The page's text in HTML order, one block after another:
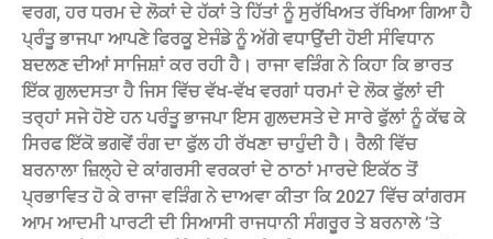
ਵਰਗ, ਹਰ ਧਰਮ ਦੇ ਲੋਕਾਂ ਦੇ ਹੱਕਾਂ ਤੇ ਹਿੱਤਾਂ ਨੂੰ ਸੁਰੱਖਿਅਤ ਰੱਖਿਆ ਗਿਆ ਹੈ
ਪ੍ਰੰਤੂ ਭਾਜਪਾ ਆਪਣੇ ਫਿਰਕੂ ਏਜੰਡੇ ਨੂੰ ਅੱਗੇ ਵਧਾਉਂਦੀ ਹੋਈ ਸੰਵਿਧਾਨ
ਬਦਲਣ ਦੀਆਂ ਸਾਜਿਸ਼ਾਂ ਕਰ ਰਹੀ ਹੈ। ਰਾਜਾ ਵੜਿੰਗ ਨੇ ਕਿਹਾ ਕਿ ਭਾਰਤ
ਇੱਕ ਗੁਲਦਸਤਾ ਹੈ ਜਿਸ ਵਿੱਚ ਵੱਖ-ਵੱਖ ਵਰਗਾਂ ਧਰਮਾਂ ਦੇ ਲੋਕ ਫੁੱਲਾਂ ਦੀ
ਤਰ੍ਹਾਂ ਸਜੇ ਹੋਏ ਹਨ ਪਰੰਤੂ ਭਾਜਪਾ ਇਸ ਗੁਲਦਸਤੇ ਦੇ ਸਾਰੇ ਫੁੱਲਾਂ ਨੂੰ ਕੱਢ ਕੇ
ਸਿਰਫ ਇੱਕੋ ਭਗਵੇਂ ਰੰਗ ਦਾ ਫੁੱਲ ਹੀ ਰੱਖਣਾ ਚਾਹੁੰਦੀ ਹੈ। ਰੈਲੀ ਵਿੱਚ
ਬਰਨਾਲਾ ਜ਼ਿਲ੍ਹੇ ਦੇ ਕਾਂਗਰਸੀ ਵਰਕਰਾਂ ਦੇ ਠਾਠਾਂ ਮਾਰਦੇ ਇਕੱਠ ਤੋਂ
ਪ੍ਰਭਾਵਿਤ ਹੋ ਕੇ ਰਾਜਾ ਵੜਿੰਗ ਨੇ ਦਾਅਵਾ ਕੀਤਾ ਕਿ 2027 ਵਿੱਚ ਕਾਂਗਰਸ
ਆਮ ਆਦਮੀ ਪਾਰਟੀ ਦੀ ਸਿਆਸੀ ਰਾਜਧਾਨੀ ਸੰਗਰੂਰ ਤੇ ਬਰਨਾਲੇ ‘ਤੇ